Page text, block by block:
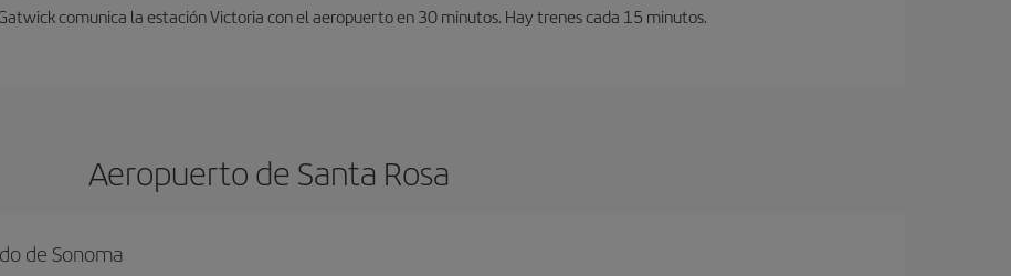
comunica la estación Victoria con el aeropuerto en 30 minutos. Hay trenes cada 15 minutos.
Aeropuerto de Santa Rosa
de Sonoma